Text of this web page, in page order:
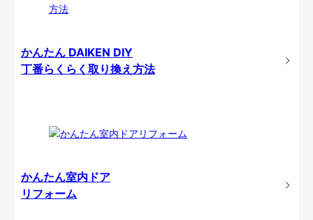
かんたん DAIKEN DIY
丁番らくらく取り換え方法
かんたん室内ドア
リフォーム